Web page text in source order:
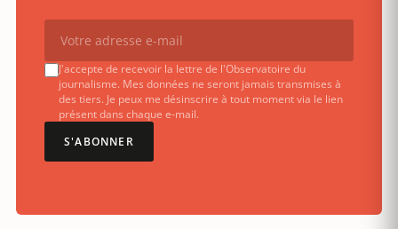
J'accepte de recevoir la lettre de l'Observatoire du
journalisme. Mes données ne seront jamais transmises à
des tiers. Je peux me désinscrire à tout moment via le lien
présent dans chaque e-mail.
S'ABONNER